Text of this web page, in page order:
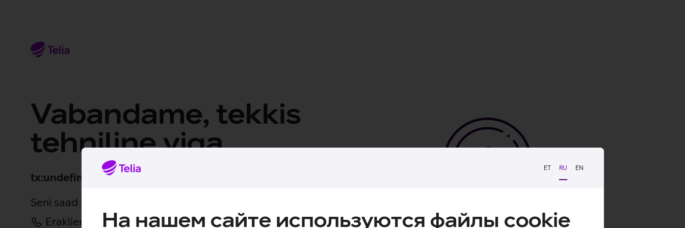
ET RU EN
На нашем сайте используются файлы cookie
Vabandame, tekkis
tehniline viga
tx:undefined:ut:null
Seni saad meiega ühendust klienditeeninduse numbril.
Eraklient – 123